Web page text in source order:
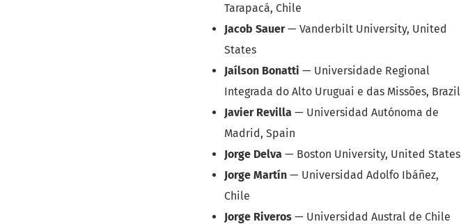
Tarapacá, Chile
Jacob Sauer— Vanderbilt University, United
States
Jaílson Bonatti — Universidade Regional
Integrada do Alto Uruguai e das Missões, Brazil
Javier Revilla — Universidad Autónoma de
Madrid, Spain
Jorge Delva — Boston University, United States
Jorge Martín — Universidad Adolfo Ibáñez,
Chile
Jorge Riveros — Universidad Austral de Chile